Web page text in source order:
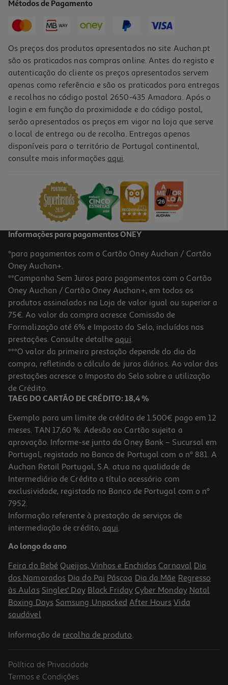
16,75 € PVP de editor
-10%
Livro Corte De Espinhos E Rosas - Livro De Colorir De Sarah J.
PVP de editor
14,31 €
-10%
Livro O Atlas Da V Nova Edição Revista
14.99 €/un
16,65 € PVP de editor
14,99 €
-10%
Livro O Cérebro Em Descanso Joseph Jebelli
18.41 €/un
PVP de editor
18,41 €
-10%
Métodos de Pagamento
Os preços dos produtos apresentados no site Auchan.pt
são os praticados nas compras online. Antes do registo e
autenticação do cliente os preços apresentados servem
apenas como referência e são os praticados para entregas
e recolhas no código postal 2650-435 Amadora. Após o
login e em função da proximidade e do código postal,
serão apresentados os preços em vigor na loja que serve
o local de entrega ou de recolha. Entregas apenas
disponíveis para o território de Portugal continental,
consulte mais informações aqui.
Informações para pagamentos ONEY
*para pagamentos com o Cartão Oney Auchan / Cartão
Oney Auchan+.
**Campanha Sem Juros para pagamentos com o Cartão
Oney Auchan / Cartão Oney Auchan+, em todos os
produtos assinalados na Loja de valor igual ou superior a
75€. Ao valor da compra acresce Comissão de
Formalização até 6% e Imposto do Selo, incluídos nas
prestações. Consulte detalhe aqui.
***O valor da primeira prestação depende do dia da
compra, refletindo o cálculo de juros diários. Ao valor das
prestações acresce o Imposto do Selo sobre a utilização
de Crédito.
TAEG DO CARTÃO DE CRÉDITO: 18,4 %
Exemplo para um limite de crédito de 1.500€ pago em 12
meses. TAN 17,60 %. Adesão ao Cartão sujeita a
aprovação. Informe-se junto do Oney Bank – Sucursal em
Portugal, registado no Banco de Portugal com o nº 881. A
Auchan Retail Portugal, S.A. atua na qualidade de
Intermediário de Crédito a título acessório com
exclusividade, registado no Banco de Portugal com o nº
7952.
Informação referente à prestação de serviços de
intermediação de crédito, aqui.
Ao longo do ano
Feira do Bebé Queijos, Vinhos e Enchidos Carnaval Dia
dos Namorados Dia do Pai Páscoa Dia da Mãe Regresso
às Aulas Singles' Day Black Friday Cyber Monday Natal
Boxing Days Samsung Unpacked After Hours Vida
saudável
Informação de recolha de produto.
Política de Privacidade
Termos e Condições